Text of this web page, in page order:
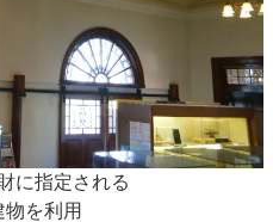
に指定される
を利用